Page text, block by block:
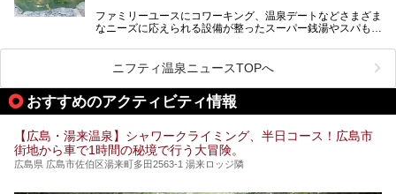
ファミリーユースにコワーキング、温泉デートなどさまざま
なニーズに応えられる設備が整ったスーパー銭湯やスパも、
いった個性が魅力の温泉も、どちらも充実している広島県。
今回は、そんな広島県にある温浴施設のなかから、筆者が
「一度訪ねてみたい」と気になっている魅力的な施設を5件
ピックアップして紹介します。
※2021/07/30時点の情報です。
ニフティ温泉ニュースTOPへ
おすすめのアクティビティ情報
【広島・湯来温泉】シャワークライミング、半日コース！広島市
街地から車で1時間の秘境で行う大冒険。
広島県 広島市佐伯区湯来町多田2563-1 湯来ロッジ隣